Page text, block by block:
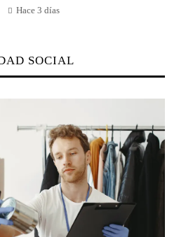
Hace 3 días
SOCIAL